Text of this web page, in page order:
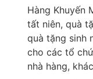
Hàng Khuyến
tất niên, quà
quà tặng sinh
cho các tổ
nhà hàng,